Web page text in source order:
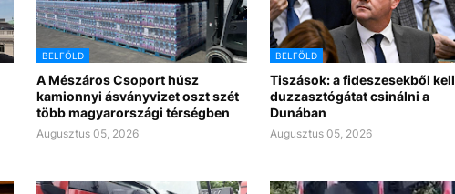
BELFÖLD
A Mészáros Csoport húsz
kamionnyi ásványvizet oszt szét
több magyarországi térségben
Augusztus 05, 2026
BELFÖLD
Tiszások: a fideszesekből kell
duzzasztógátat csinálni a
Dunában
Augusztus 05, 2026